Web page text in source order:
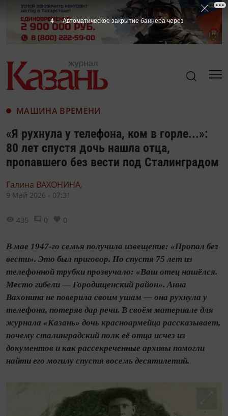
МАШИНА ВРЕМЕНИ
«Я рухнула у телефона, ком в горле...»:
80 лет спустя дочь нашла отца,
пропавшего без вести под Сталинградом
Галина ВАХОНИНА,
9 Май 2026 - 07:31
435 0 0
В мае 1947-го семья получила извещение: «Пропал без
вести». Это был приговор. Но спустя 75 лет из
телефонной трубки прозвучало: «Ваш отец нашёлся.
Место гибели — Городищенский район». Анна
Вахонина не поверила своим ушам — она рухнула у
телефона, потеряв дар речи. В своём материале для
журнала «Казань» дочь красноармейца рассказывает,
почему сталинградский полк её отца исчез из
документов и как рассекреченные архивы помогли
найти его могилу спустя восемь десятилетий.
3 Автоматическое закрытие баннера через